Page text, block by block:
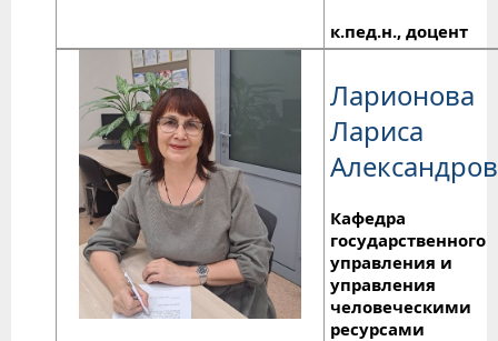
к.пед.н., доцент
Ларионова
Лариса
Кафедра
государственного
управления и
управления
человеческими
ресурсами